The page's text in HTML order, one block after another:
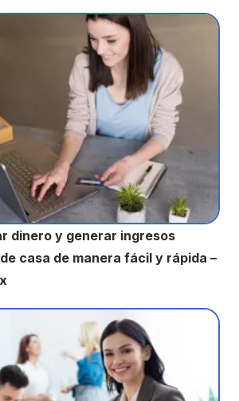
dinero y generar ingresos
casa de manera fácil y rápida –